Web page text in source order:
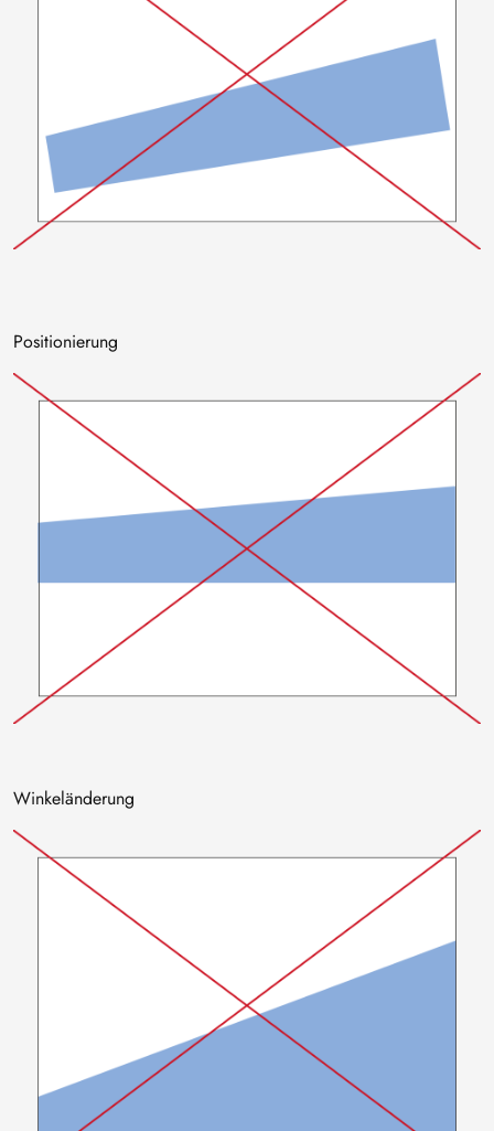
Bild
Positionierung
Bild
Winkeländerung